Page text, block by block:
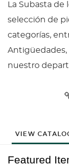
La Subasta
selección de
categorías,
nuestro
VIEW
Featured